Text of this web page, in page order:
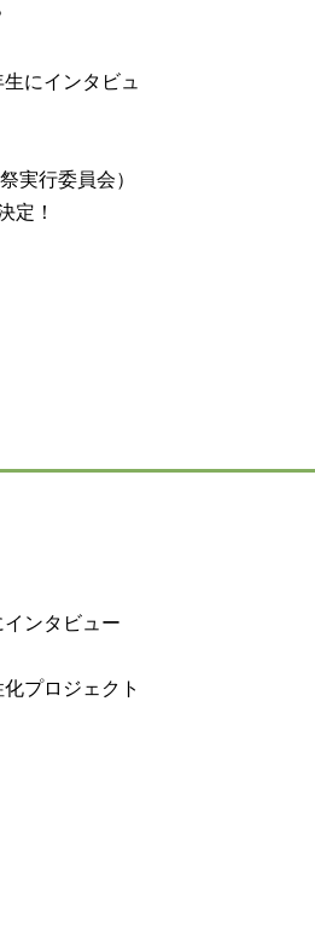
にインタビュ
実行委員会）
定！
ンタビュー
プロジェクト